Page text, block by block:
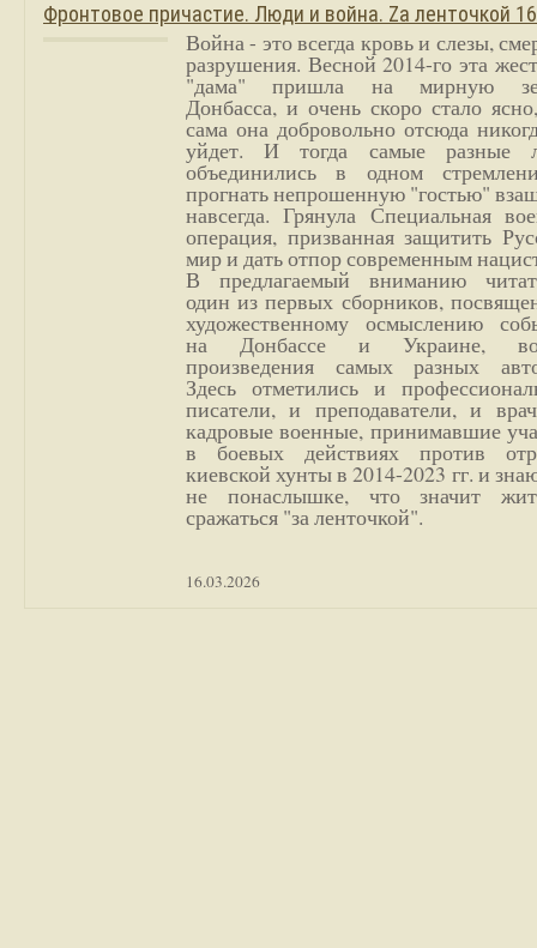
Фронтовое причастие. Люди и война. Zа ленточкой
Война - это всегда кровь и слезы,
разрушения. Весной 2014-го эта
"дама" пришла на мирную
Донбасса, и очень скоро стало
сама она добровольно отсюда
уйдет. И тогда самые разные
объединились в одном
прогнать непрошенную "гостью"
навсегда. Грянула Специальная
операция, призванная защитить
мир и дать отпор современным
В предлагаемый вниманию
один из первых сборников,
художественному осмыслению
на Донбассе и Украине,
произведения самых разных
Здесь отметились и
писатели, и преподаватели, и
кадровые военные, принимавшие
в боевых действиях против
киевской хунты в 2014-2023 гг. и
не понаслышке, что значит
сражаться "за ленточкой".
16.03.2026